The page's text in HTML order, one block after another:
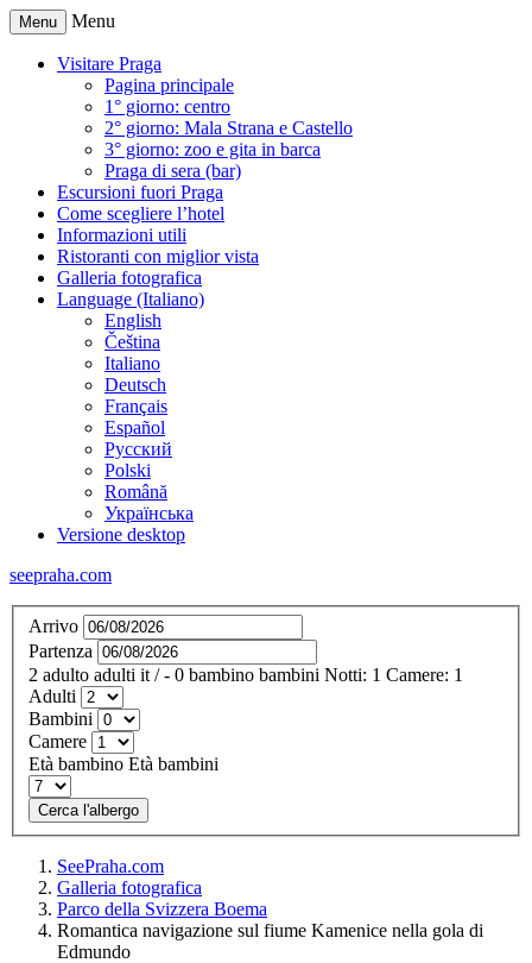
Menu Menu
Visitare Praga
Pagina principale
1° giorno: centro
2° giorno: Mala Strana e Castello
3° giorno: zoo e gita in barca
Praga di sera (bar)
Escursioni fuori Praga
Come scegliere l’hotel
Informazioni utili
Ristoranti con miglior vista
Galleria fotografica
Language (Italiano)
English
Čeština
Italiano
Deutsch
Français
Español
Русский
Polski
Română
Українська
Versione desktop
seepraha.com
Arrivo
Partenza
2 adulto adulti it / - 0 bambino bambini Notti: 1 Camere: 1
Adulti
Bambini
Camere
Età bambino Età bambini
Cerca l'albergo
SeePraha.com
Galleria fotografica
Parco della Svizzera Boema
Romantica navigazione sul fiume Kamenice nella gola di
Edmundo